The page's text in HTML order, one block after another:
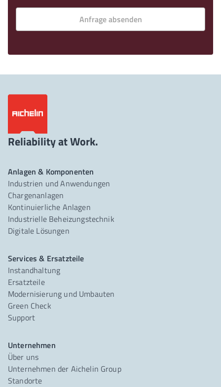
Anfrage absenden
Reliability at Work.
Anlagen & Komponenten
Industrien und Anwendungen
Chargenanlagen
Kontinuierliche Anlagen
Industrielle Beheizungstechnik
Digitale Lösungen
Services & Ersatzteile
Instandhaltung
Ersatzteile
Modernisierung und Umbauten
Green Check
Support
Unternehmen
Über uns
Unternehmen der Aichelin Group
Standorte